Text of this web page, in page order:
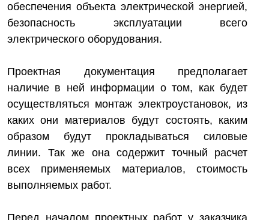
обеспечения объекта электрической энергией,
безопасность эксплуатации всего
электрического оборудования.
Проектная документация предполагает
наличие в ней информации о том, как будет
осуществляться монтаж электроустановок, из
каких они материалов будут состоять, каким
образом будут прокладываться силовые
линии. Так же она содержит точный расчет
всех применяемых материалов, стоимость
выполняемых работ.
Перед началом проектных работ у заказчика